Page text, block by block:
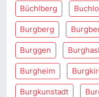
Büchlberg
Burgberg
Burggen
Burgheim
Burgkunstadt